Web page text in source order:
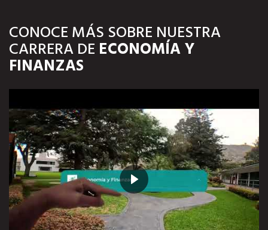
CONOCE MÁS SOBRE NUESTRA
CARRERA DE ECONOMÍA Y
FINANZAS